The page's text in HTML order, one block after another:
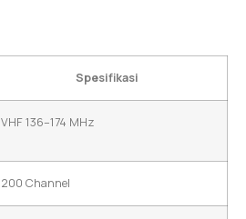
Spesifikasi
VHF 136–174 MHz
200 Channel